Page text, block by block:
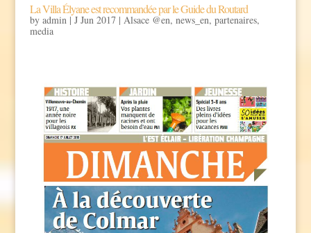
La Villa Élyane est recommandée par le Guide du Routard
by admin|J Jun 2017| Alsace @en, news_en, partenaires,
media